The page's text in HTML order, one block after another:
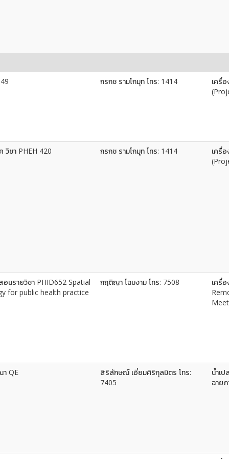
กรกช รามโกมุท โทร: 1414
เครื่
วิชา PHEH 420 กรกช รามโกมุท โทร: 1414
เครื่
อนรายวิชา PHID652 Spatial
for public health practice
กฤติญา โฉมงาม โทร: 7508
เครื่
QE
สิริลักษณ์ เอี่ยมศิริกุลมิตร โทร:
7405
น้ำเ
ฉาย